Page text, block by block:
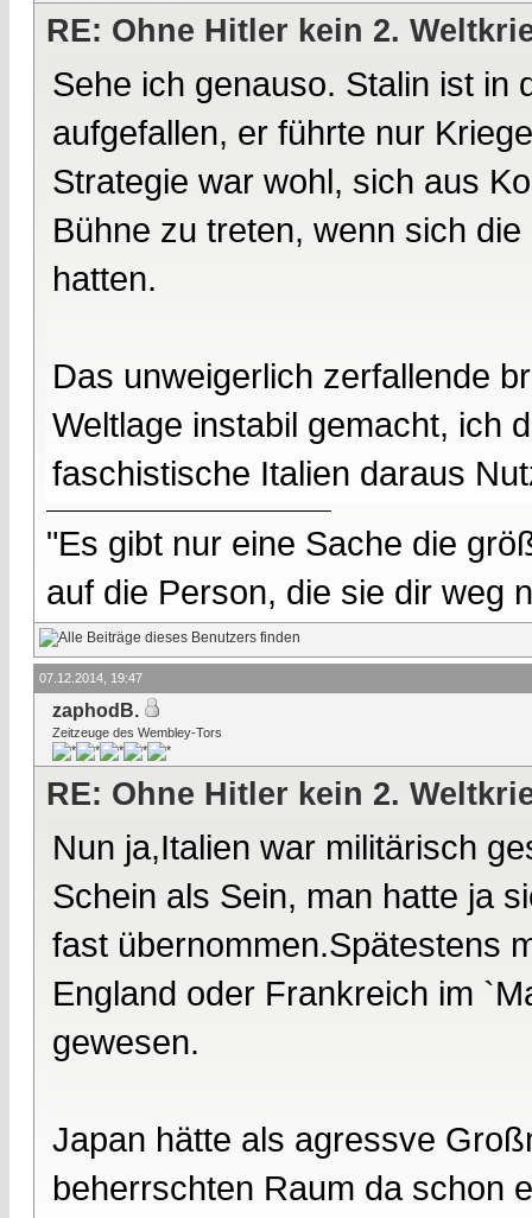
RE: Ohne Hitler kein 2.
Sehe ich genauso. Stalin ist in
aufgefallen, er führte nur
Strategie war wohl, sich aus
Bühne zu treten, wenn sich
hatten.
Das unweigerlich zerfallende
Weltlage instabil gemacht, ich
faschistische Italien daraus
"Es gibt nur eine Sache die
auf die Person, die sie dir weg
07.12.2014, 19:47
zaphodB.
Zeitzeuge des Wembley-Tors
RE: Ohne Hitler kein 2.
Nun ja,Italien war militärisch
Schein als Sein, man hatte ja
fast übernommen.Spätestens
England oder Frankreich im
gewesen.
Japan hätte als agressve
beherrschten Raum da schon